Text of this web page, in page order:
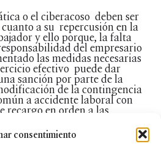
consentimiento
o el ciberacoso deben ser
a su repercusión en la
y ello porque, la falta
del empresario
las medidas necesarias
efectivo puede dar
sanción por parte de la
de la contingencia
a accidente laboral con
recargo en orden a las
del incumplimiento
laboral. En conclusión, la